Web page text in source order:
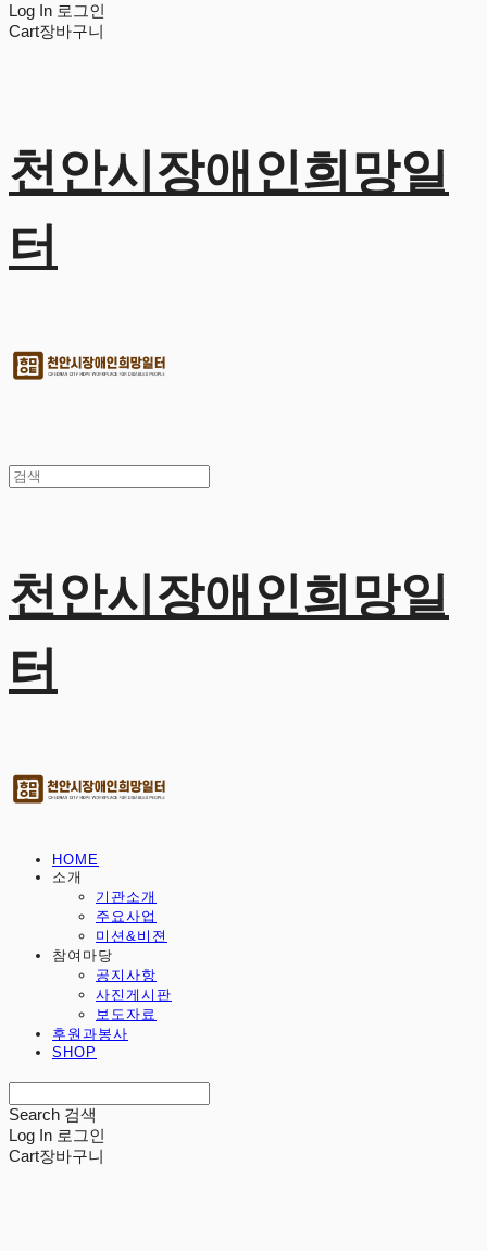
Log In 로그인
Cart장바구니
천안시장애인희망일
터
천안시장애인희망일
터
HOME
소개
기관소개
주요사업
미션&비젼
참여마당
공지사항
사진게시판
보도자료
후원과봉사
SHOP
Search 검색
Log In 로그인
Cart장바구니